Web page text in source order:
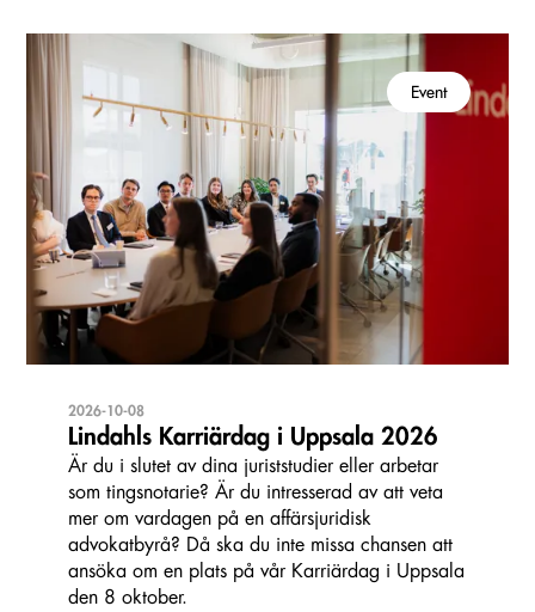
Event
2026-10-08
Lindahls Karriärdag i Uppsala 2026
Är du i slutet av dina juriststudier eller arbetar
som tingsnotarie? Är du intresserad av att veta
mer om vardagen på en affärsjuridisk
advokatbyrå? Då ska du inte missa chansen att
ansöka om en plats på vår Karriärdag i Uppsala
den 8 oktober.